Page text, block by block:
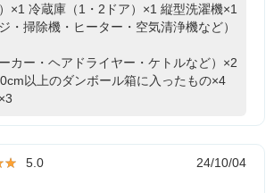
×1 冷蔵庫（1・2ドア）×1 縦型洗濯機×1
・掃除機・ヒーター・空気清浄機など）
カー・ヘアドライヤー・ケトルなど）×2
以上のダンボール箱に入ったもの×4
5.0
24/10/04